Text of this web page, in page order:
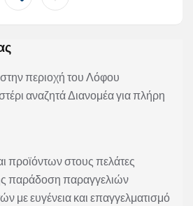
περιοχή του Λόφου
αναζητά Διανομέα για πλήρη
προϊόντων στους πελάτες
παράδοση παραγγελιών
με ευγένεια και επαγγελματισμό